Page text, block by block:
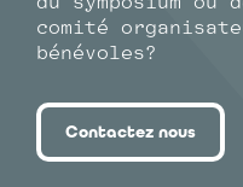
comité
bénévoles?
Contactez nous